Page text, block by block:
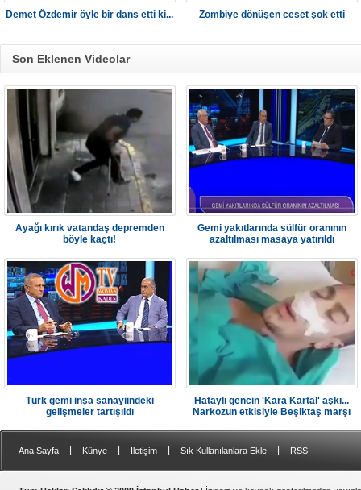
Demet Özdemir öyle bir dans etti ki... Zombiye dönüşen ceset şok etti
Son Eklenen Videolar
Ayağı kırık vatandaş depremden
böyle kaçtı!
Gemi yakıtlarında sülfür oranının
azaltılması masaya yatırıldı
Türk gemi inşa sanayiindeki
gelişmeler tartışıldı
Hataylı gencin 'Kara Kartal' aşkı...
Narkozun etkisiyle Beşiktaş marşı
Ana Sayfa Künye İletişim Sık Kullanılanlara Ekle RSS